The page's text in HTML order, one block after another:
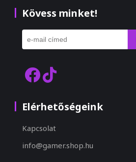
Kövess minket!
Elérhetőségeink
Kapcsolat
info@gamer.shop.hu